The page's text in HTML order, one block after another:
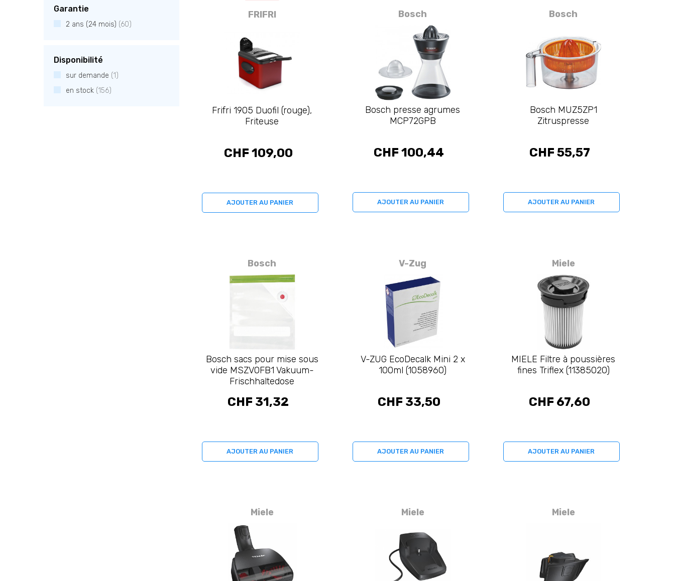
Garantie
2 ans (24 mois) (60)
Disponibilité
sur demande (1)
en stock (156)
FRIFRI
Frifri 1905 Duofil (rouge),
Friteuse
CHF 109,00
AJOUTER AU PANIER
Bosch
Bosch presse agrumes
MCP72GPB
CHF 100,44
AJOUTER AU PANIER
Bosch
Bosch MUZ5ZP1
Zitruspresse
CHF 55,57
AJOUTER AU PANIER
Bosch
Bosch sacs pour mise sous
vide MSZV0FB1 Vakuum-
Frischhaltedose
CHF 31,32
AJOUTER AU PANIER
V-Zug
V-ZUG EcoDecalk Mini 2 x
100ml (1058960)
CHF 33,50
AJOUTER AU PANIER
Miele
MIELE Filtre à poussières
fines Triflex (11385020)
CHF 67,60
AJOUTER AU PANIER
Miele Miele Miele